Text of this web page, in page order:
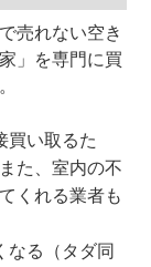
売れない空き
」を専門に買
買い取るた
た、室内の不
くれる業者も
なる（タダ同